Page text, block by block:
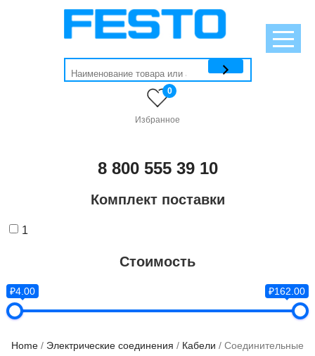
Избранное
0
8 800 555 39 10
Комплект поставки
1
Стоимость
₽4.00 ₽162.00
Home / Электрические соединения / Кабели / Соединительные